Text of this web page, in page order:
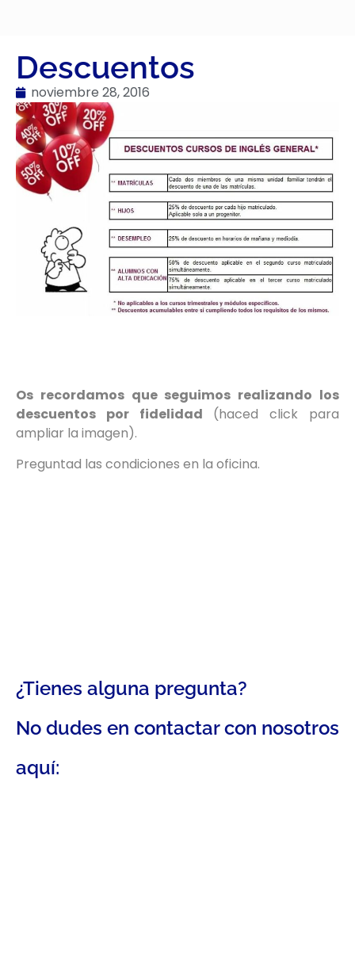
Descuentos
noviembre 28, 2016
Os recordamos que seguimos realizando los
descuentos por fidelidad (haced click para
ampliar la imagen).
Preguntad las condiciones en la oficina.
¿Tienes alguna pregunta?
No dudes en contactar con nosotros
aquí: